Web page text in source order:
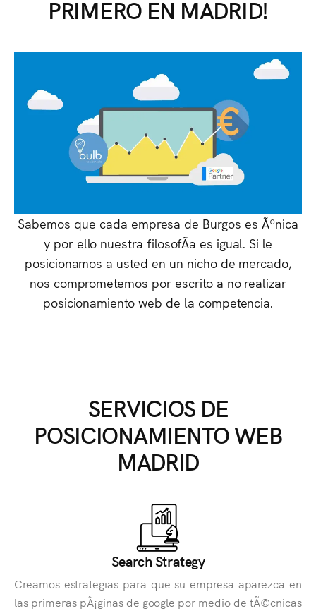
PRIMERO EN MADRID!
Sabemos que cada empresa de Burgos es Ãºnica
y por ello nuestra filosofÃ­a es igual. Si le
posicionamos a usted en un nicho de mercado,
nos comprometemos por escrito a no realizar
posicionamiento web de la competencia.
SERVICIOS DE
POSICIONAMIENTO WEB
MADRID
Search Strategy
Creamos estrategias para que su empresa aparezca en
las primeras pÃ¡ginas de google por medio de tÃ©cnicas